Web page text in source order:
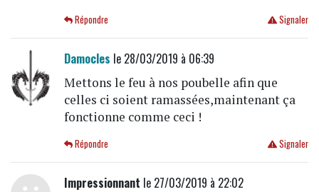
Signaler
Répondre
Damocles le 28/03/2019 à 06:39
Mettons le feu à nos poubelle afin que
celles ci soient ramassées,maintenant ça
fonctionne comme ceci !
Signaler
Répondre
Impressionnant le 27/03/2019 à 22:02